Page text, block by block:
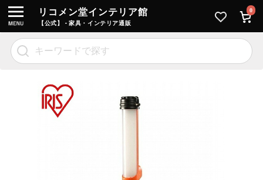
リコメン堂インテリア館
【公式】 - 家具・インテリア通販
0